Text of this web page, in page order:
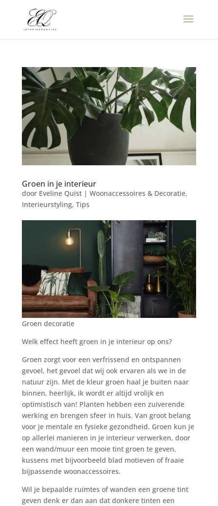
Groen in je interieur
door Eveline Quist| Woonaccessoires & Decoratie,
Interieurstyling, Tips
Groen decoratie
Welk effect heeft groen in je interieur op ons?
Groen zorgt voor een verfrissend en ontspannen
gevoel, het gevoel dat wij ook ervaren als we in de
natuur zijn. Met de kleur groen haal je buiten naar
binnen, heerlijk, ik wordt er altijd vrolijk en
optimistisch van! Planten hebben een zuiverende
werking en brengen sfeer in huis. Van groot belang
voor je mentale en fysieke gezondheid. Groen kun je
op allerlei manieren in je interieur verwerken, door
een wand/muur een mooie tint groen te geven,
kussens met bijvoorbeeld blad motieven of fraaie
bijpassende woonaccessoires.
Wil je bepaalde ruimtes of wanden een groene tint
geven denk er dan aan dat donkere tinten een